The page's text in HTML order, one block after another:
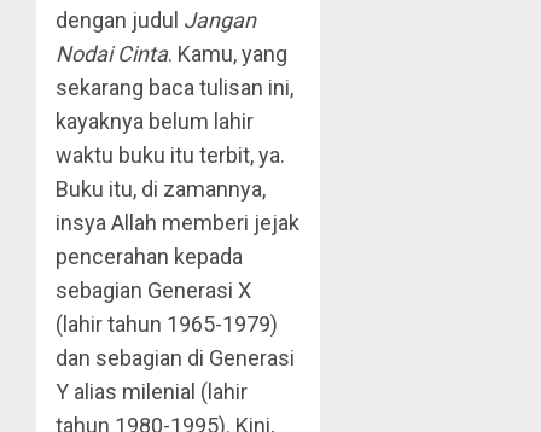
dengan judul Jangan
Nodai Cinta. Kamu, yang
sekarang baca tulisan ini,
kayaknya belum lahir
waktu buku itu terbit, ya.
Buku itu, di zamannya,
insya Allah memberi jejak
pencerahan kepada
sebagian Generasi X
(lahir tahun 1965-1979)
dan sebagian di Generasi
Y alias milenial (lahir
tahun 1980-1995). Kini,